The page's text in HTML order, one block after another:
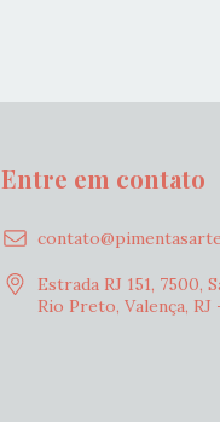
Entre em contato
Estrada RJ 151, 7500,
Rio Preto, Valença,